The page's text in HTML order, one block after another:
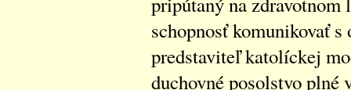
schopnosť komunikovať
predstaviteľ katolíckej
duchovné posolstvo plné